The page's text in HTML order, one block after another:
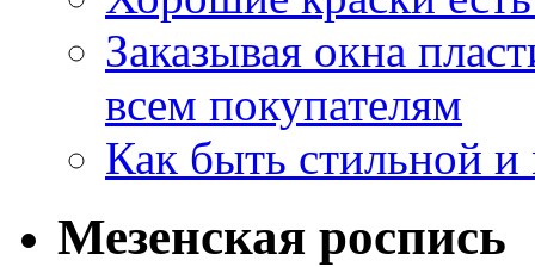
Заказывая окна
всем покупателям
Как быть стильной
Мезенская роспись